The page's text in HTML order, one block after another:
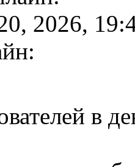
2026,
в